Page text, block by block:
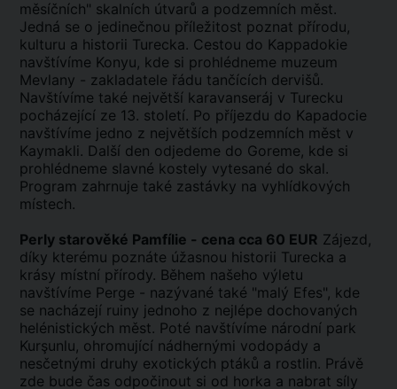
měsíčních" skalních útvarů a podzemních měst.
Jedná se o jedinečnou příležitost poznat přírodu,
kulturu a historii Turecka. Cestou do Kappadokie
navštívíme Konyu, kde si prohlédneme muzeum
Mevlany - zakladatele řádu tančících dervišů.
Navštívíme také největší karavanseráj v Turecku
pocházející ze 13. století. Po příjezdu do Kapadocie
navštívíme jedno z největších podzemních měst v
Kaymakli. Další den odjedeme do Goreme, kde si
prohlédneme slavné kostely vytesané do skal.
Program zahrnuje také zastávky na vyhlídkových
místech.
Perly starověké Pamfílie - cena cca 60 EUR Zájezd,
díky kterému poznáte úžasnou historii Turecka a
krásy místní přírody. Během našeho výletu
navštívíme Perge - nazývané také "malý Efes", kde
se nacházejí ruiny jednoho z nejlépe dochovaných
helénistických měst. Poté navštívíme národní park
Kurşunlu, ohromující nádhernými vodopády a
nesčetnými druhy exotických ptáků a rostlin. Právě
zde bude čas odpočinout si od horka a nabrat síly